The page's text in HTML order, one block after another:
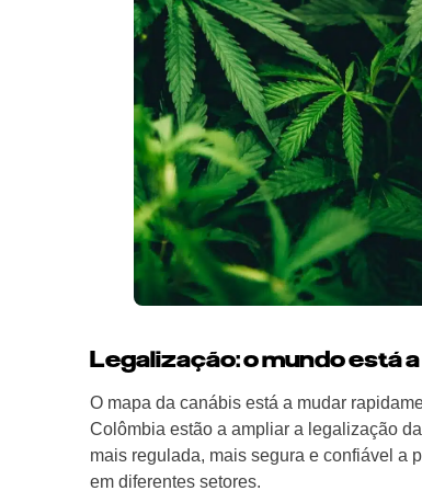
Legalização: o mundo está
O mapa da canábis está a mudar
Colômbia estão a ampliar a legalização
mais regulada, mais segura e confiável a
em diferentes setores.